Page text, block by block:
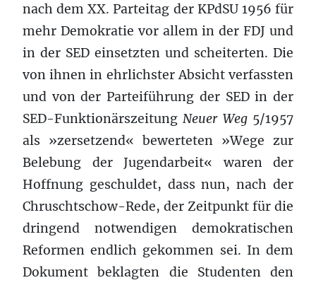
nach dem XX. Parteitag der KPdSU 1956 für
mehr Demokratie vor allem in der FDJ und
in der SED einsetzten und scheiterten. Die
von ihnen in ehrlichster Absicht verfassten
und von der Parteiführung der SED in der
SED-FunktionärszeitungNeuer Weg5/1957
als »zersetzend« bewerteten »Wege zur
Belebung der Jugendarbeit« waren der
Hoffnung geschuldet, dass nun, nach der
Chruschtschow-Rede, der Zeitpunkt für die
dringend notwendigen demokratischen
Reformen endlich gekommen sei. In dem
Dokument beklagten die Studenten den